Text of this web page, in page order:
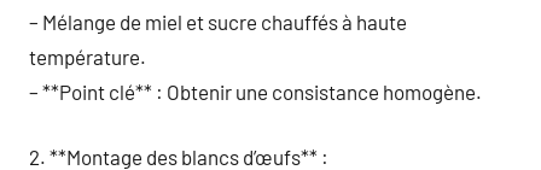
– Mélange de miel et sucre chauffés à haute
température.
– **Point clé** : Obtenir une consistance homogène.
2. **Montage des blancs d’œufs** :